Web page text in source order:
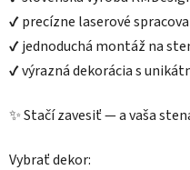
✔️ precízne laserové
✔️ jednoduchá montáž na
✔️ výrazná dekorácia s
✨ Stačí zavesiť — a vaša
Vybrať dekor: